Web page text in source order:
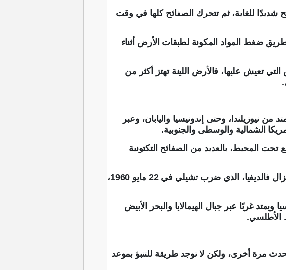
للغاية، ثم تتحرك الصفائح كلها في وقت
ضغط المواد المكونة لطبقات الأرض أثناء
تعيش عليها، فالأرض اللينة تهتز أكثر من
من نيوزيلندا، وحتى إندونيسيا واليابان، وعبر
الشمالية والوسطى والجنوبية.
المحيط، بالعديد من الصفائح التكتونية
وقع أكبر زلزال تم تسجيله على الإطلاق على الأرض في حلقة النار، وهو زلزال فالديفيا، الذي ضرب تشيلي في 22 مايو 1960،
غربًا عبر جبال الهيمالايا والبحر الأبيض
الأطلسي.
مرة أخرى، ولكن لا توجد طريقة للتنبؤ بموعد